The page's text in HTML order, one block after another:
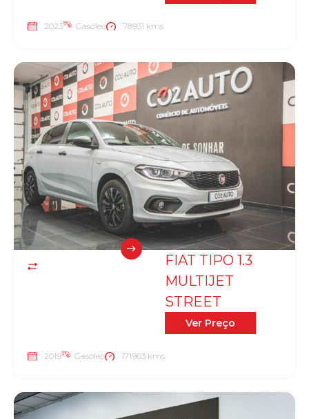
2023 Gasóleo 78931 kms
FIAT TIPO 1.3
MULTIJET
STREET
Ver Preço
2019 Gasóleo 171963 kms